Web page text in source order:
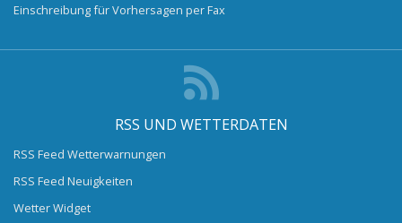
Einschreibung für Vorhersagen per Fax
RSS UND WETTERDATEN
RSS Feed Wetterwarnungen
RSS Feed Neuigkeiten
Wetter Widget